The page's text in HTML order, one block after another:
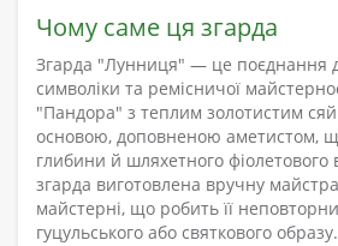
Чому саме ця згарда
Згарда "Лунниця" — це поєднання
символіки та ремісничої
"Пандора" з теплим золотистим
основою, доповненою аметистом,
глибини й шляхетного фіолетового
згарда виготовлена вручну
майстерні, що робить її
гуцульського або святкового образу.